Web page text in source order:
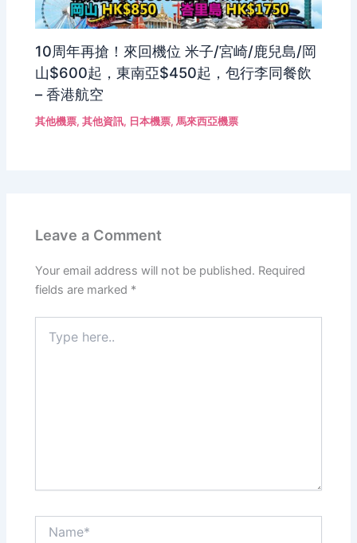
10周年再搶！來回機位 米子/宮崎/鹿兒島/岡
山$600起，東南亞$450起，包行李同餐飲
– 香港航空
其他機票,其他資訊, 日本機票,馬來西亞機票
Leave a Comment
Your email address will not be published. Required
fields are marked *
here..